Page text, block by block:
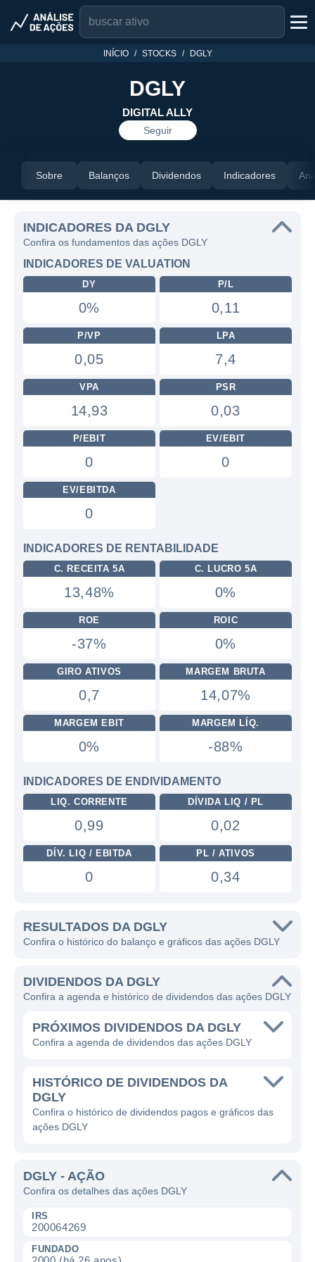
INÍCIO STOCKS DGLY
DGLY
DIGITAL ALLY
Seguir
Sobre Balanços Dividendos Indicadores
INDICADORES DA DGLY
Confira os fundamentos das ações DGLY
INDICADORES DE VALUATION
DY
0%
P/L
0,11
P/VP
0,05
LPA
7,4
VPA
14,93
PSR
0,03
P/EBIT
0
EV/EBIT
0
EV/EBITDA
0
INDICADORES DE RENTABILIDADE
C. RECEITA 5A
13,48%
C. LUCRO 5A
0%
ROE
-37%
ROIC
0%
GIRO ATIVOS
0,7
MARGEM BRUTA
14,07%
MARGEM EBIT
0%
MARGEM LÍQ.
-88%
INDICADORES DE ENDIVIDAMENTO
LIQ. CORRENTE
0,99
DÍVIDA LIQ / PL
0,02
DÍV. LIQ / EBITDA
0
PL / ATIVOS
0,34
RESULTADOS DA DGLY
Confira o histórico do balanço e gráficos das ações DGLY
DIVIDENDOS DA DGLY
Confira a agenda e histórico de dividendos das ações DGLY
PRÓXIMOS DIVIDENDOS DA DGLY
Confira a agenda de dividendos das ações DGLY
HISTÓRICO DE DIVIDENDOS DA
DGLY
Confira o histórico de dividendos pagos e gráficos das
ações DGLY
DGLY - AÇÃO
Confira os detalhes das ações DGLY
IRS
200064269
FUNDADO